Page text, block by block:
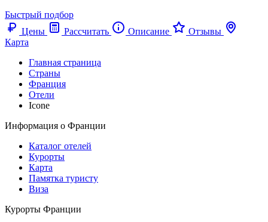
Быстрый подбор
Цены
Рассчитать Описание
Отзывы
Карта
Главная страница
Cтраны
Франция
Отели
Icone
Информация о Франции
Каталог отелей
Курорты
Карта
Памятка туристу
Виза
Курорты Франции